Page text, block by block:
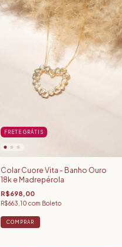
FRETE GRÁTIS
Colar Cuore Vita - Banho Ouro
18k e Madrepérola
R$698,00
R$663,10 com Boleto
COMPRAR